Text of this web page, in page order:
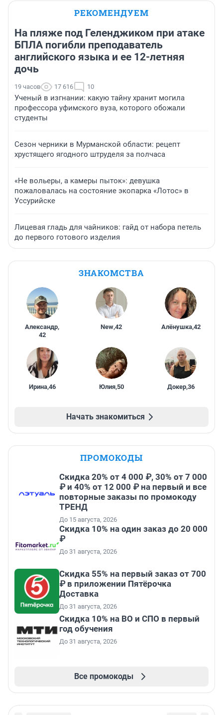
РЕКОМЕНДУЕМ
На пляже под Геленджиком при атаке
БПЛА погибли преподаватель
английского языка и ее 12-летняя
дочь
19 часов 17 616 10
Ученый в изгнании: какую тайну хранит могила
профессора уфимского вуза, которого обожали
студенты
Сезон черники в Мурманской области: рецепт
хрустящего ягодного штруделя за полчаса
«Не вольеры, а камеры пыток»: девушка
пожаловалась на состояние экопарка «Лотос» в
Уссурийске
Лицевая гладь для чайников: гайд от набора петель
до первого готового изделия
ЗНАКОМСТВА
Александр,
42
New,42 Алёнушка,42
Ирина,46 Юлия,50 Докер,36
Начать знакомиться
ПРОМОКОДЫ
Скидка 20% от 4 000 ₽, 30% от 7 000
₽ и 40% от 12 000 ₽ на первый и все
повторные заказы по промокоду
ТРЕНД
До 15 августа, 2026
Скидка 10% на один заказ до 20 000
₽
До 31 августа, 2026
Скидка 55% на первый заказ от 700
₽ в приложении Пятёрочка
Доставка
До 31 августа, 2026
Скидка 10% на ВО и СПО в первый
год обучения
До 31 августа, 2026
Все промокоды